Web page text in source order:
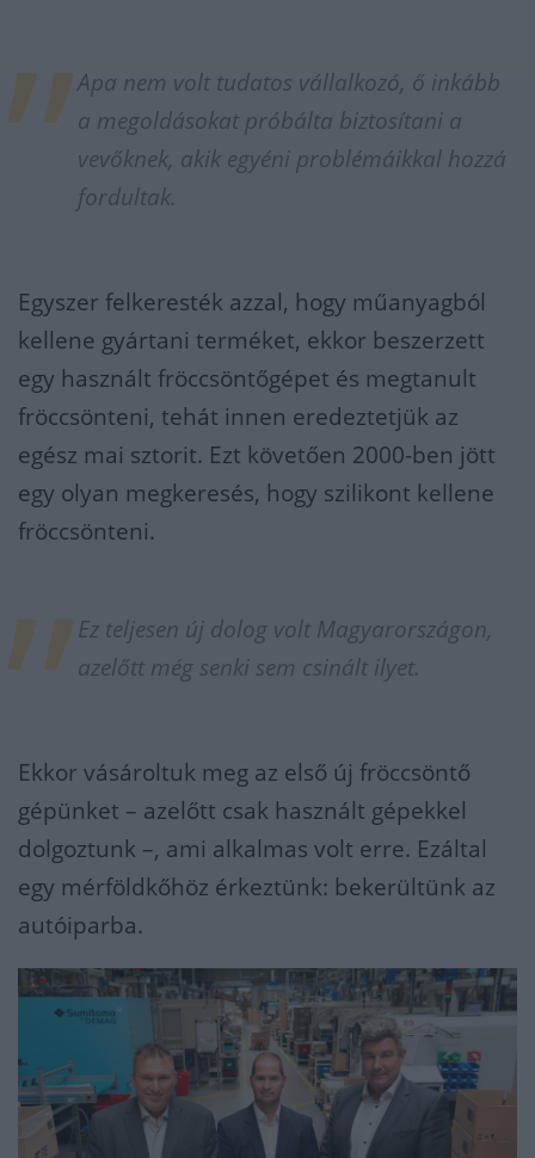
Apa nem volt tudatos vállalkozó, ő inkább
a megoldásokat próbálta biztosítani a
vevőknek, akik egyéni problémáikkal hozzá
fordultak.
Egyszer felkeresték azzal, hogy műanyagból
kellene gyártani terméket, ekkor beszerzett
egy használt fröccsöntőgépet és megtanult
fröccsönteni, tehát innen eredeztetjük az
egész mai sztorit. Ezt követően 2000-ben jött
egy olyan megkeresés, hogy szilikont kellene
fröccsönteni.
Ez teljesen új dolog volt Magyarországon,
azelőtt még senki sem csinált ilyet.
Ekkor vásároltuk meg az első új fröccsöntő
gépünket – azelőtt csak használt gépekkel
dolgoztunk –, ami alkalmas volt erre. Ezáltal
egy mérföldkőhöz érkeztünk: bekerültünk az
autóiparba.